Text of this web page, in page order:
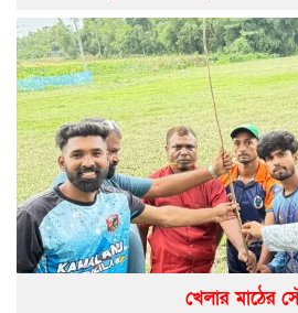
খেলার মাঠের